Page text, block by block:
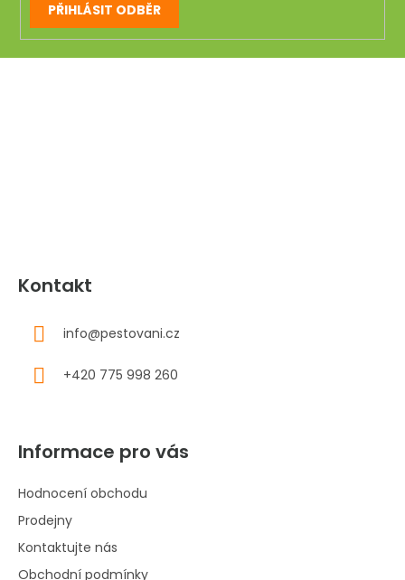
PŘIHLÁSIT ODBĚR
Kontakt
info@pestovani.cz
+420 775 998 260
Informace pro vás
Hodnocení obchodu
Prodejny
Kontaktujte nás
Obchodní podmínky